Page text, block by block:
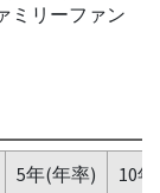
ミリーファン
5年(年率)
10